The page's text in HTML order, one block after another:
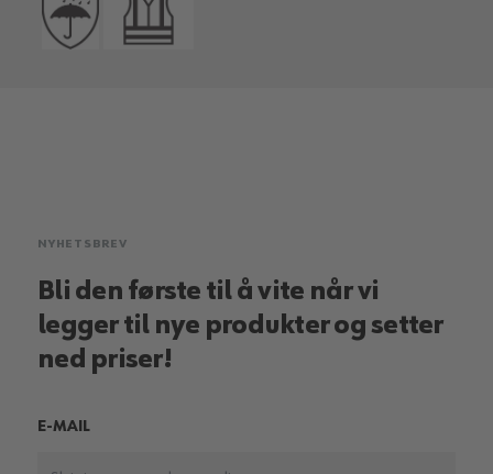
NYHETSBREV
Bli den første til å vite når vi
legger til nye produkter og setter
ned priser!
E-MAIL